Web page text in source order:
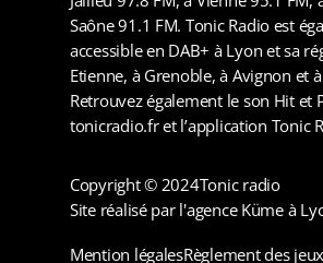
Saône 91.1 FM. Tonic Radio est
accessible en DAB+ à Lyon et sa
Etienne, à Grenoble, à Avignon et
Retrouvez également le son Hit et
tonicradio.fr et l’application Tonic
Copyright © 2024Tonic radio
Site réalisé par l'agence Küme à
Mention légalesRèglement des jeux